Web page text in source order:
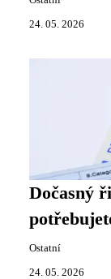
24. 05. 2026
Dočasný
Ostatní
24. 05. 2026